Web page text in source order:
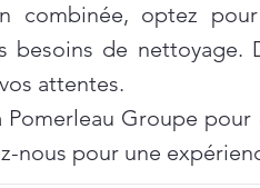
combinée, optez
besoins de nettoyage.
attentes.
Pomerleau Groupe
nous pour une